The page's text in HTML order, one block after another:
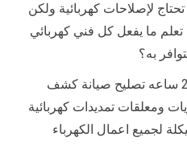
لإصلاحات كهربائية ولكن
ما يفعل كل فني كهربائي
به؟
بالكويت خدمة 24 ساعه تصليح صيانة كشف
ومعلقات تمديدات كهربائية
لجميع اعمال الكهرباء